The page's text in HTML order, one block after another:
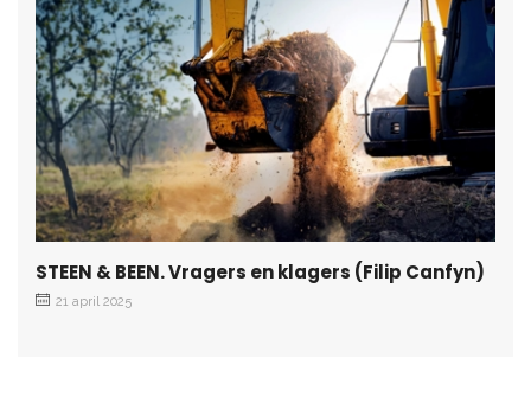
STEEN & BEEN. Vragers en klagers (Filip Canfyn)
21 april 2025